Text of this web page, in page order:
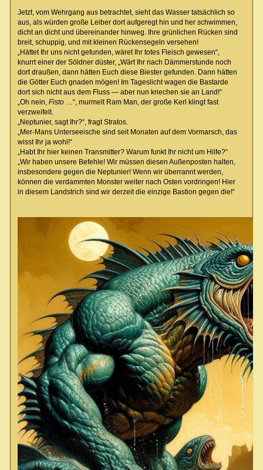
Jetzt, vom Wehrgang aus betrachtet, sieht das Wasser tatsächlich so
aus, als würden große Leiber dort aufgeregt hin und her schwimmen,
dicht an dicht und übereinander hinweg. Ihre grünlichen Rücken sind
breit, schuppig, und mit kleinen Rückensegeln versehen!
„Hättet Ihr uns nicht gefunden, wäret Ihr totes Fleisch gewesen“,
knurrt einer der Söldner düster, „Wärt Ihr nach Dämmerstunde noch
dort draußen, dann hätten Euch diese Biester gefunden. Dann hätten
die Götter Euch gnaden mögen! Im Tageslicht wagen die Bastarde
dort sich nicht aus dem Fluss — aber nun kriechen sie an Land!“
„Oh nein, Fisto…“, murmelt Ram Man, der große Kerl klingt fast
verzweifelt.
„Neptunier, sagt Ihr?“, fragt Stratos.
„Mer-Mans Unterseeische sind seit Monaten auf dem Vormarsch, das
wisst Ihr ja wohl!“
„Habt Ihr hier keinen Transmitter? Warum funkt Ihr nicht um Hilfe?“
„Wir haben unsere Befehle! Wir müssen diesen Außenposten halten,
insbesondere gegen die Neptunier! Wenn wir überrannt werden,
können die verdammten Monster weiter nach Osten vordringen! Hier
in diesem Landstrich sind wir derzeit die einzige Bastion gegen die!“